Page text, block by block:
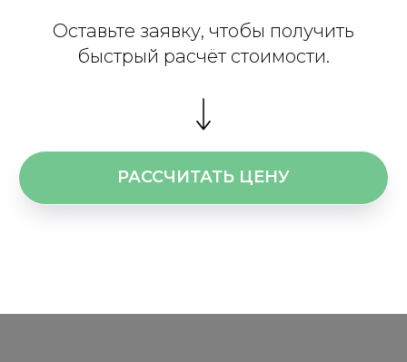
Оставьте заявку, чтобы получить
быстрый расчёт стоимости.
РАССЧИТАТЬ ЦЕНУ